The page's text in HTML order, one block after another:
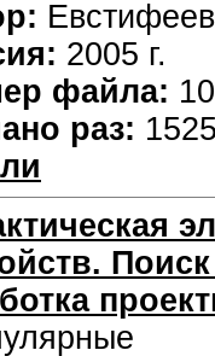
2005 г.
файла:
раз: